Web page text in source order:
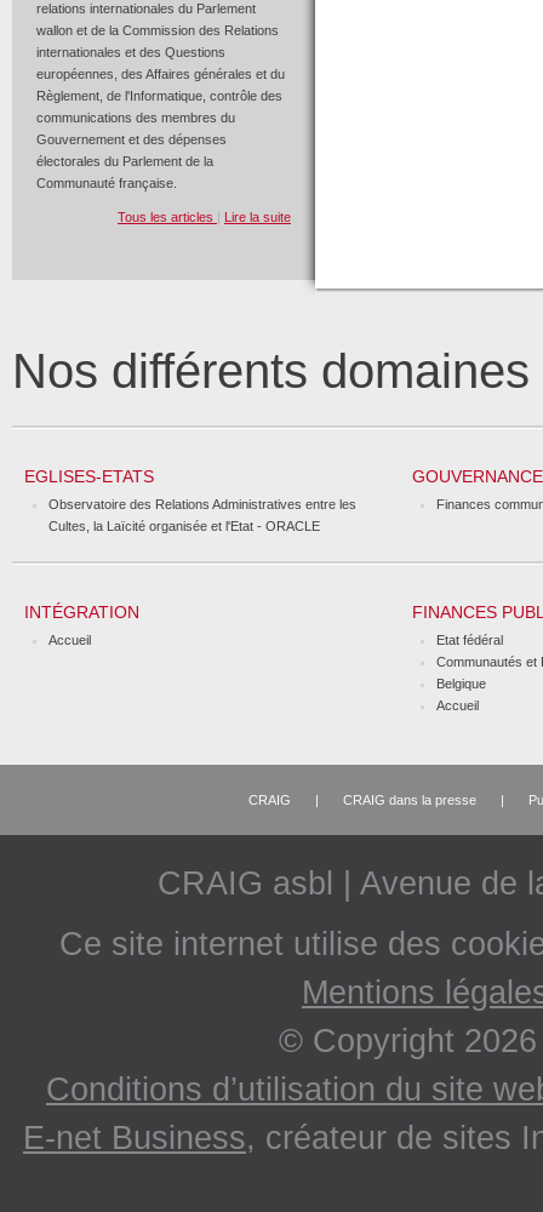
relations internationales du Parlement
wallon et de la Commission des Relations
internationales et des Questions
européennes, des Affaires générales et du
Règlement, de l'Informatique, contrôle des
communications des membres du
Gouvernement et des dépenses
électorales du Parlement de la
Communauté française.
Tous les articles | Lire la suite
Nos différents
EGLISES-ETATS
Observatoire des Relations Administratives entre les
Cultes, la Laïcité organisée et l'Etat - ORACLE
Finances
INTÉGRATION
Accueil
FINANCES
Etat fédéral
Communautés et
Belgique
Accueil
CRAIG | CRAIG dans la presse |
CRAIG asbl | Avenue de
Ce site internet utilise des
Mentions
© Copyright
Conditions d’utilisation du site
E-net Business, créateur de sites